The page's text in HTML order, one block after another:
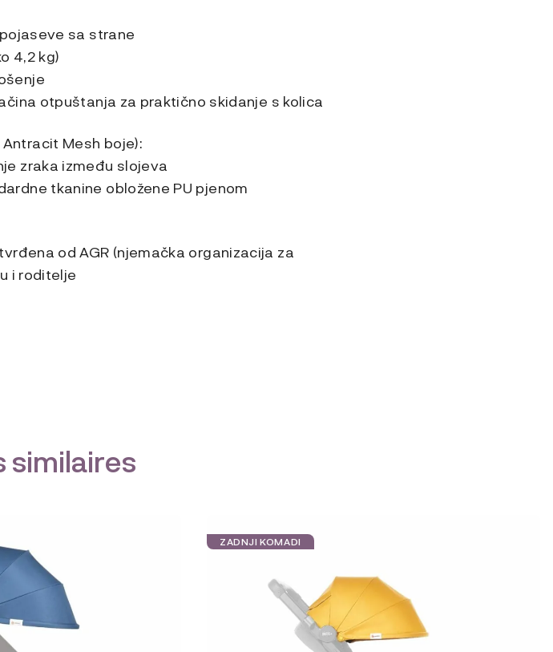
sa strane
4,2 kg)
otpuštanja za praktično skidanje s kolica
Mesh boje):
zraka između slojeva
tkanine obložene PU pjenom
od AGR (njemačka organizacija za
i roditelje
similaires
ZADNJI KOMADI